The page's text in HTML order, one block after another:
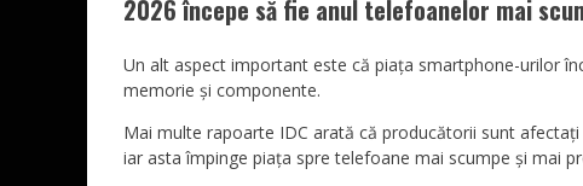
2026 începe să fie anul telefoanelor mai
Un alt aspect important este că piața smartphone-urilor
memorie și componente.
Mai multe rapoarte IDC arată că producătorii sunt
iar asta împinge piața spre telefoane mai scumpe și mai